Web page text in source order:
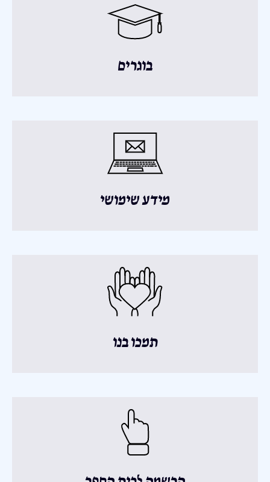
בוגרים
מידע שימושי
תמכו בנו